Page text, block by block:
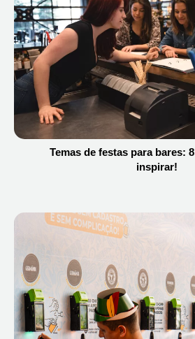
Temas de festas para bares:
inspirar!